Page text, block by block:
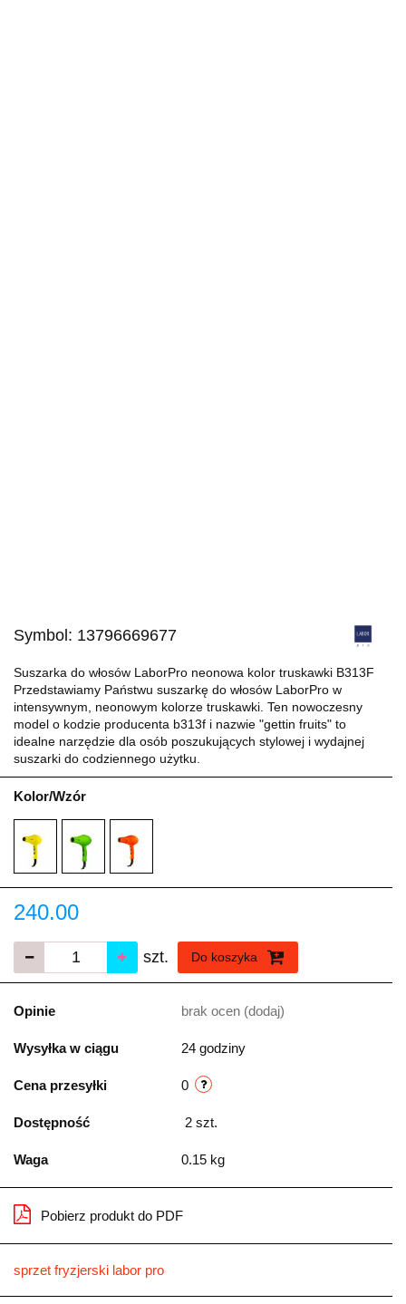
Symbol: 13796669677
Suszarka do włosów LaborPro neonowa kolor truskawki B313F
Przedstawiamy Państwu suszarkę do włosów LaborPro w
intensywnym, neonowym kolorze truskawki. Ten nowoczesny
model o kodzie producenta b313f i nazwie "gettin fruits" to
idealne narzędzie dla osób poszukujących stylowej i wydajnej
suszarki do codziennego użytku.
Kolor/Wzór
240.00
szt. Do koszyka
Opinie brak ocen (dodaj)
Wysyłka w ciągu 24 godziny
Cena przesyłki 0
Dostępność 2 szt.
Waga 0.15 kg
Pobierz produkt do PDF
sprzet fryzjerski labor pro